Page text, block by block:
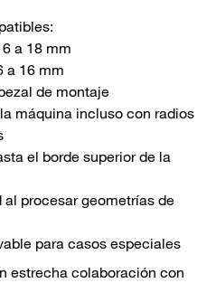
a 18 mm
a 16 mm
de montaje
máquina incluso con radios
el borde superior de la
procesar geometrías de
para casos especiales
estrecha colaboración con